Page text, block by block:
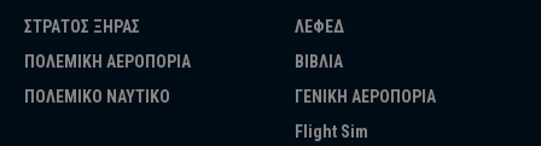
ΣΤΡΑΤΟΣ ΞΗΡΑΣ
ΠΟΛΕΜΙΚΗ ΑΕΡΟΠΟΡΙΑ
ΠΟΛΕΜΙΚΟ ΝΑΥΤΙΚΟ
ΛΕΦΕΔ
ΒΙΒΛΙΑ
ΓΕΝΙΚΗ ΑΕΡΟΠΟΡΙΑ
Flight Sim